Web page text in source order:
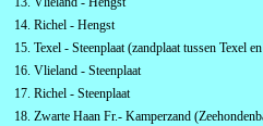
Richel - Hengst
Texel - Steenplaat (zandplaat tussen Texel
Vlieland - Steenplaat
Richel - Steenplaat
Zwarte Haan Fr.- Kamperzand